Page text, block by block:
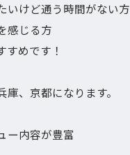
いけど通う時間がない方
感じる方
すめです！
庫、京都になります。
ー内容が豊富